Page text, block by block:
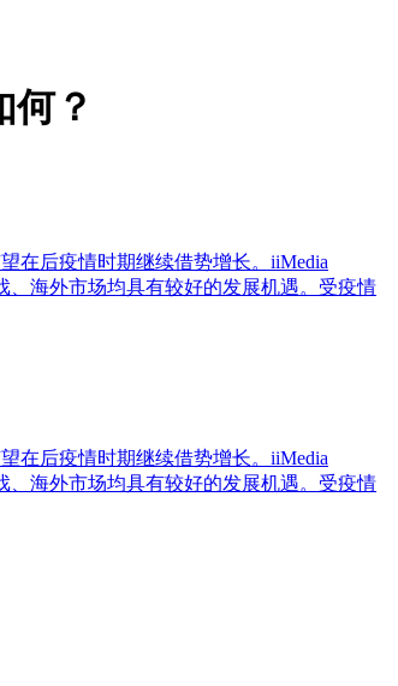
何？
在后疫情时期继续借势增长。iiMedia
、海外市场均具有较好的发展机遇。受疫情
在后疫情时期继续借势增长。iiMedia
、海外市场均具有较好的发展机遇。受疫情